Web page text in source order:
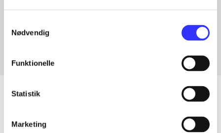
Nødvendig
Funktionelle
Statistik
Marketing
Artikler